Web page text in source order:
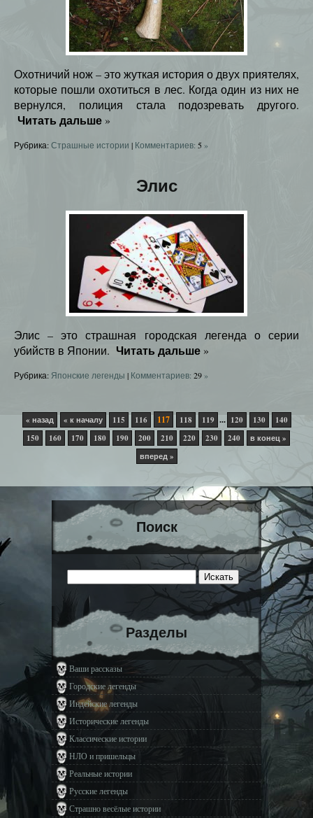
Охотничий нож – это жуткая история о двух приятелях,
которые пошли охотиться в лес. Когда один из них не
вернулся, полиция стала подозревать другого.
Читать дальше »
Рубрика:Страшные истории | Комментариев: 5 »
Элис
Элис – это страшная городская легенда о серии
убийств в Японии. Читать дальше »
Рубрика: Японские легенды | Комментариев: 29 »
« назад « к началу 115 116 117 118 119 ... 120 130
140
150
160 170 180 190 200 210 220 230 240
в конец »
вперед »
Поиск
Разделы
Ваши рассказы
Городские легенды
Индейские легенды
Исторические легенды
Классические истории
НЛО и пришельцы
Реальные истории
Русские легенды
Страшно весёлые истории